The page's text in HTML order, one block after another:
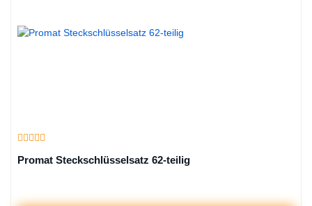
Promat Steckschlüsselsatz 62-teilig